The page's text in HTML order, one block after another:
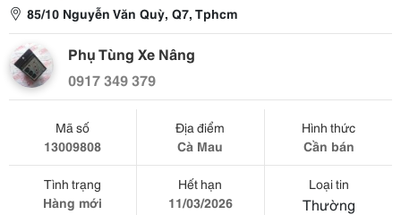
85/10 Nguyễn Văn Quỳ, Q7, Tphcm
Phụ Tùng Xe Nâng
0917 349 379
Mã số
13009808
Địa điểm
Cà Mau
Hình thức
Cần bán
Tình trạng
Hàng mới
Hết hạn
11/03/2026
Loại tin
Thường